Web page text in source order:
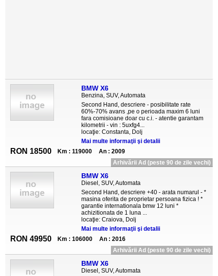
BMW X6
Benzina, SUV, Automata
Second Hand, descriere - posibilitate rate
60%-70% avans ,pe o perioada maxim 6 luni
fara comisioane doar cu c.i. - atentie garantam
kilometrii - vin : 5uxfg4...
locaţie: Constanta, Dolj
Mai multe informaţii şi detalii
RON 18500 Km : 119000
An : 2009
Arhivării Ad (peste 90 de zile vechi)
BMW X6
Diesel, SUV, Automata
Second Hand, descriere +40 - arata numarul - *
masina oferita de proprietar persoana fizica ! *
garantie internationala bmw 12 luni *
achizitionata de 1 luna ...
locaţie: Craiova, Dolj
Mai multe informaţii şi detalii
RON 49950 Km : 106000
An : 2016
Arhivării Ad (peste 90 de zile vechi)
BMW X6
Diesel, SUV, Automata